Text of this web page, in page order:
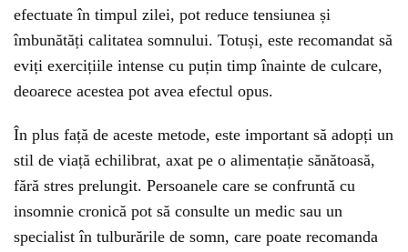
efectuate în timpul zilei, pot reduce tensiunea și
îmbunătăți calitatea somnului. Totuși, este recomandat să
eviți exercițiile intense cu puțin timp înainte de culcare,
deoarece acestea pot avea efectul opus.
În plus față de aceste metode, este important să adopți un
stil de viață echilibrat, axat pe o alimentație sănătoasă,
fără stres prelungit. Persoanele care se confruntă cu
insomnie cronică pot să consulte un medic sau un
specialist în tulburările de somn, care poate recomanda